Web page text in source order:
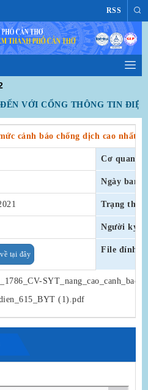
RSS
VỚI CỔNG THÔNG TIN
cảnh báo chống dịch cao nhất
Cơ quan
Ngày ban
Trạng thái
Người ký
tại đây
File đính
(1).pdf